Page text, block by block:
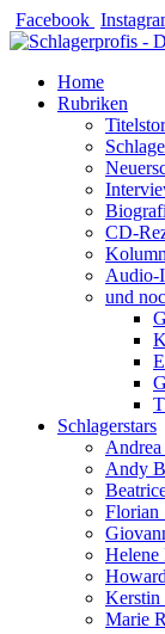
Zum
Inhalt
Facebook
Home
Rubriken
CD-
Audio-
und
Schlagerstars
Andy
Florian
Helene
Kerstin
Marie